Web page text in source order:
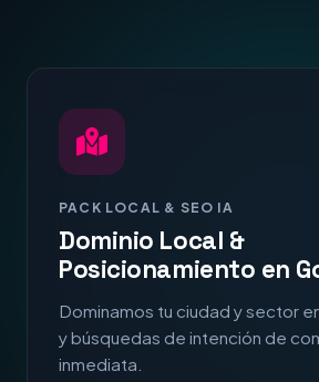
PACK LOCAL & SEO IA
Dominio Local &
Posicionamiento en
Dominamos tu ciudad y sector
y búsquedas de intención de
inmediata.